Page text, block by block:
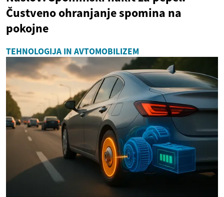
Čustveno ohranjanje spomina na
pokojne
TEHNOLOGIJA IN AVTOMOBILIZEM